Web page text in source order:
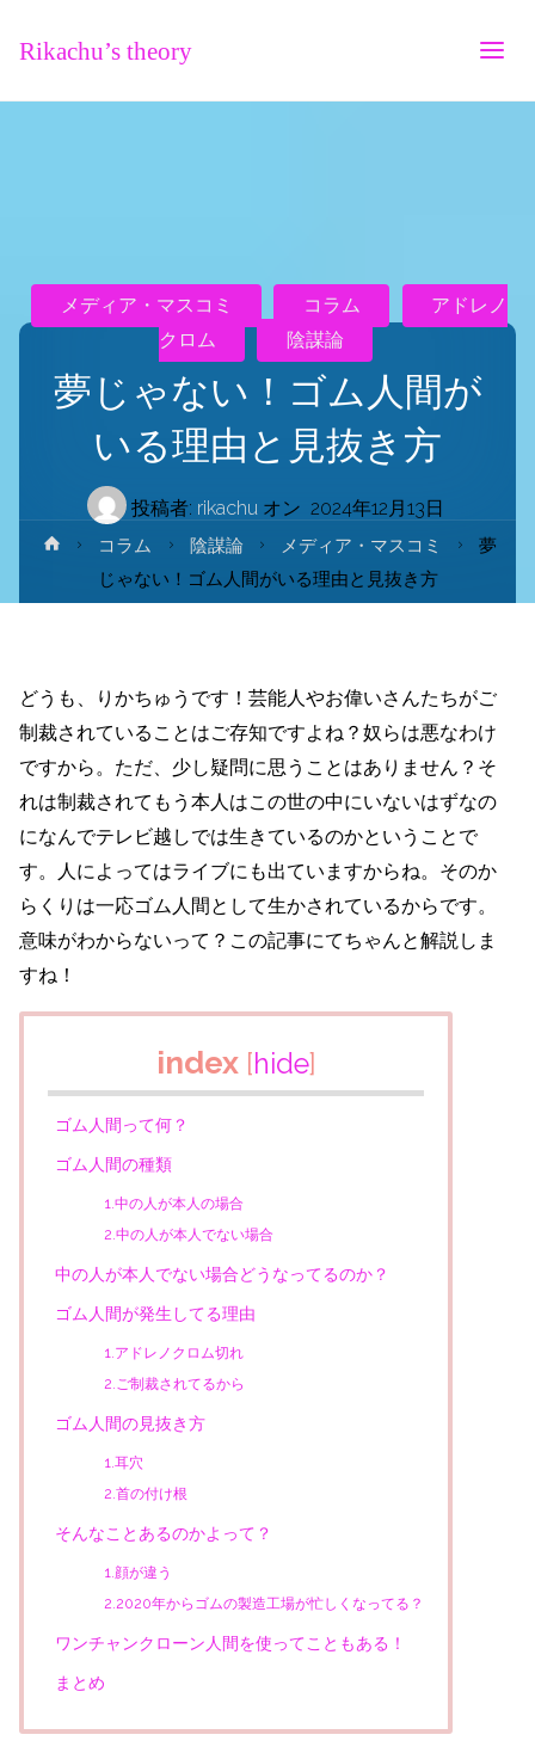
Rikachu’s theory
夢じゃない！ゴム人間が
いる理由と見抜き方
投稿者: rikachu オン 2024年12月13日
メディア・マスコミ コラム
アドレノ
クロム
陰謀論
ホ
ム
コラム 陰謀論 メディア・マスコミ
夢
じゃない！ゴム人間がいる理由と見抜き方
どうも、りかちゅうです！芸能人やお偉いさんたちがご
制裁されていることはご存知ですよね？奴らは悪なわけ
ですから。ただ、少し疑問に思うことはありません？そ
れは制裁されてもう本人はこの世の中にいないはずなの
になんでテレビ越しでは生きているのかということで
す。人によってはライブにも出ていますからね。そのか
らくりは一応ゴム人間として生かされているからです。
意味がわからないって？この記事にてちゃんと解説しま
すね！
index [hide]
ゴム人間って何？
ゴム人間の種類
1.中の人が本人の場合
2.中の人が本人でない場合
中の人が本人でない場合どうなってるのか？
ゴム人間が発生してる理由
1.アドレノクロム切れ
2.ご制裁されてるから
ゴム人間の見抜き方
1.耳穴
2.首の付け根
そんなことあるのかよって？
1.顔が違う
2.2020年からゴムの製造工場が忙しくなってる？
ワンチャンクローン人間を使ってこともある！
まとめ